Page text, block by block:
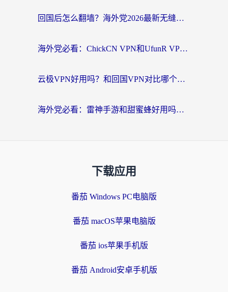
回国后怎么翻墙？海外党2026最新无缝访问国内资源全攻略（附对比实测）
海外党必看：ChickCN VPN和UfunR VPN对比哪个回国效果更好？附实用选择指南
云极VPN好用吗？和回国VPN对比哪个回国效果更好？海外党亲测避坑指南
海外党必看：雷神手游和甜蜜蜂好用吗？3步选对回国加速器无缝刷国内资源
下载应用
番茄 Windows PC电脑版
番茄 macOS苹果电脑版
番茄 ios苹果手机版
番茄 Android安卓手机版